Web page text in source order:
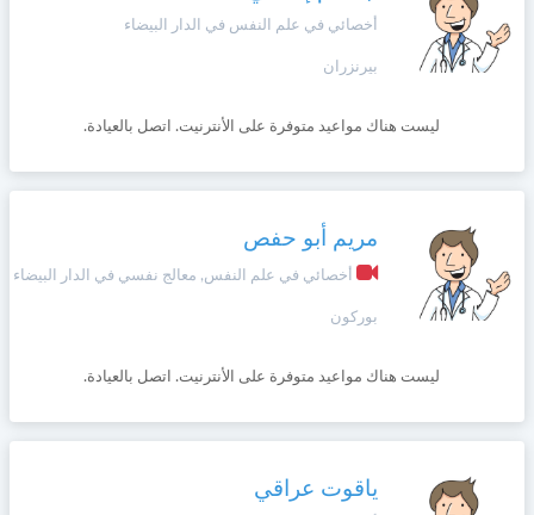
أخصائي في علم النفس في الدار البيضاء
بيرنزران
ليست هناك مواعيد متوفرة على الأنترنيت. اتصل بالعيادة.
مريم أبو حفص
أخصائي في علم النفس, معالج نفسي في الدار البيضاء
بوركون
ليست هناك مواعيد متوفرة على الأنترنيت. اتصل بالعيادة.
ياقوت عراقي